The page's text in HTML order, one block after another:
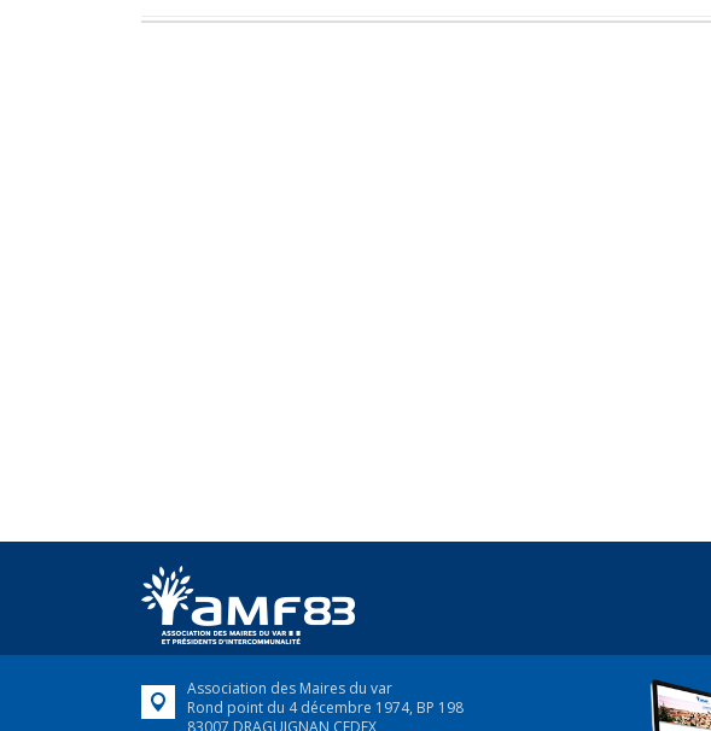
Association des Maires du var
Rond point du 4 décembre 1974, BP 198
83007 DRAGUIGNAN CEDEX